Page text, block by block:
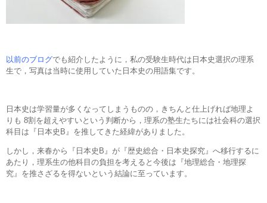
以前のブログでも紹介したように，私の受験生時代は日本史選択の理系
生で，写真は当時に使用していた日本史の用語集です。
日本史は学習量が多くなってしまうものの，きちんと仕上げれば地理よ
りも 8割を超えやすいという判断から，理系の塾生たちには社会科の選択
科目は『日本史B』を推してきた経緯がありました。
しかし，来春から『日本史B』が『歴史総合・日本史探究』へ移行するに
あたり，理系生の他科目の負担を考えると今後は『地理総合・地理探
究』を推さざるを得ないという結論に至っています。